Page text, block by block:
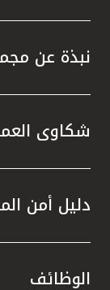
نبذة عن
شكاوى
دليل أمن
الوظائف